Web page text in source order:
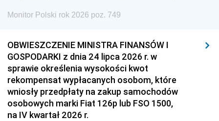
Monitor Polski rok 2026 poz. 749
OBWIESZCZENIE MINISTRA FINANSÓW I
GOSPODARKI z dnia 24 lipca 2026 r. w
sprawie określenia wysokości kwot
rekompensat wypłacanych osobom, które
wniosły przedpłaty na zakup samochodów
osobowych marki Fiat 126p lub FSO 1500,
na IV kwartał 2026 r.